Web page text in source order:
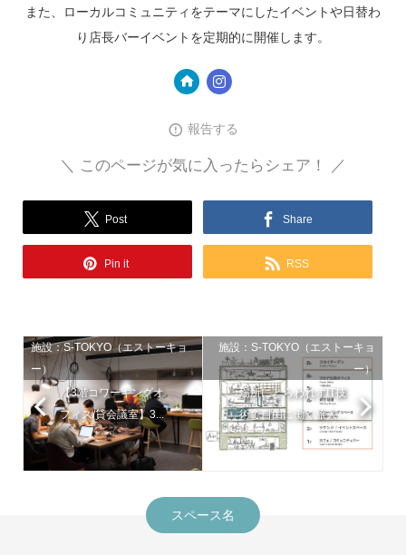
また、ローカルコミュニティをテーマにしたイベントや日替わ
り店長バーイベントを定期的に開催します。
報告する
＼ このページが気に入ったらシェア！ ／
Post Share
Pin it RSS
【3階コワーキングオ
フィス/貸会議室】3...
施設：S-TOKYO（エストーキョ
ー）
場所にとらわれずIT技
術で自由に働く旅人...
施設：S-TOKYO（エストーキョ
ー）
スペース名